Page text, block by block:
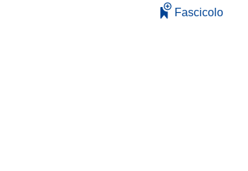
Fascicolo